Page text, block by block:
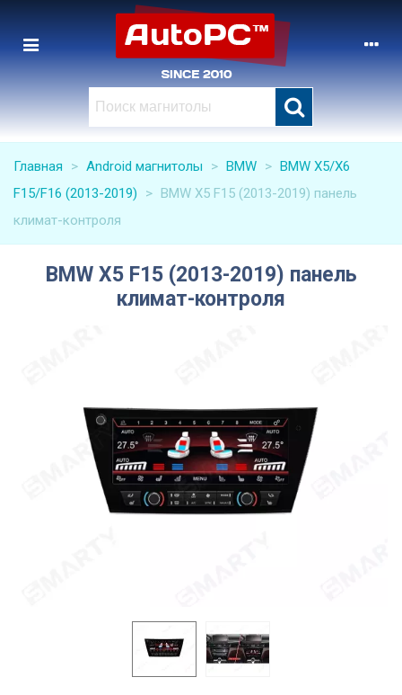
Главная > Android магнитолы > BMW > BMW X5/X6
F15/F16 (2013-2019)
> BMW X5 F15 (2013-2019) панель
климат-контроля
BMW X5 F15 (2013-2019) панель
климат-контроля